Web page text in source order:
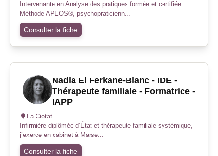
Intervenante en Analyse des pratiques formée et certifiée
Méthode APEOS®, psychopraticienn...
Consulter la fiche
Nadia El Ferkane-Blanc - IDE -
Thérapeute familiale - Formatrice -
IAPP
La Ciotat
Infirmière diplômée d’État et thérapeute familiale systémique,
j’exerce en cabinet à Marse...
Consulter la fiche